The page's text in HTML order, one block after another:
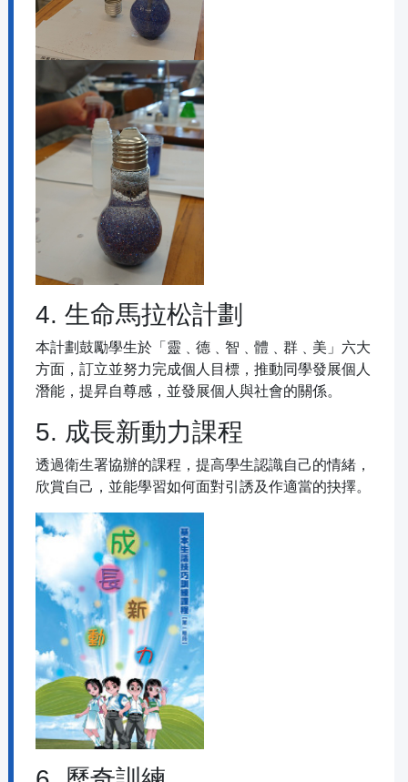
4. 生命馬拉松計劃
本計劃鼓勵學生於「靈﹑德﹑智﹑體﹑群﹑美」六大
方面，訂立並努力完成個人目標，推動同學發展個人
潛能，提昇自尊感，並發展個人與社會的關係。
5. 成長新動力課程
透過衛生署協辦的課程，提高學生認識自己的情緒，
欣賞自己，並能學習如何面對引誘及作適當的抉擇。